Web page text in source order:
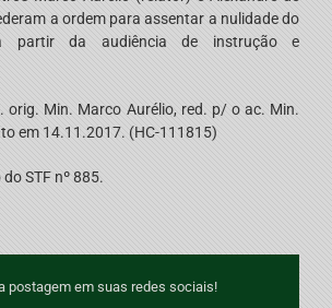
a ordem para assentar a nulidade do
a partir da audiência de instrução e
orig. Min. Marco Aurélio, red. p/ o ac. Min.
em 14.11.2017. (HC-111815)
STF nº 885.
postagem em suas redes sociais!